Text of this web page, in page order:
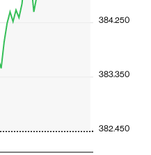
382.450
383.350
384.250